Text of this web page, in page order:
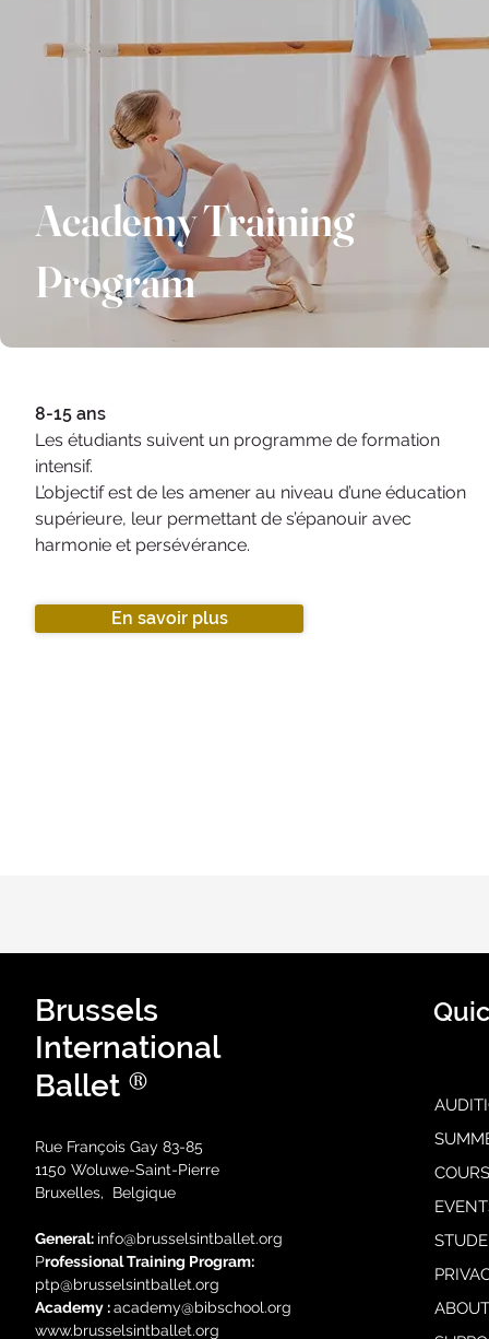
Academy Training
Program
8-15 ans
Les étudiants suivent un programme de formation
intensif.
L’objectif est de les amener au niveau d’une éducation
supérieure, leur permettant de s’épanouir avec
harmonie et persévérance.
En savoir plus
Brussels
International
Ballet ®
Rue François Gay 83-85
1150 Woluwe-Saint-Pierre
Bruxelles, Belgique
General: info@brusselsintballet.org
Professional Training Program:
ptp@brusselsintballet.org
Academy :academy@bibschool.org
www.brusselsintballet.org